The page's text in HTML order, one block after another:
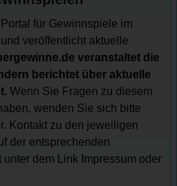
für Gewinnspiele im
veröffentlicht aktuelle
veranstaltet die
berichtet über aktuelle
Wenn Sie Fragen zu diesem
wenden Sie sich bitte
Kontakt zu den jeweiligen
der entsprechenden
dem Link Impressum oder